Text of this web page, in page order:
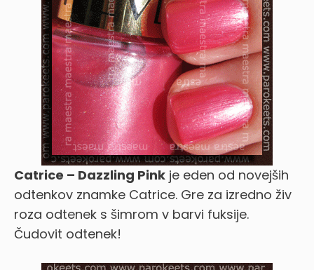
Catrice – Dazzling Pink je eden od novejših
odtenkov znamke Catrice. Gre za izredno živ
roza odtenek s šimrom v barvi fuksije.
Čudovit odtenek!